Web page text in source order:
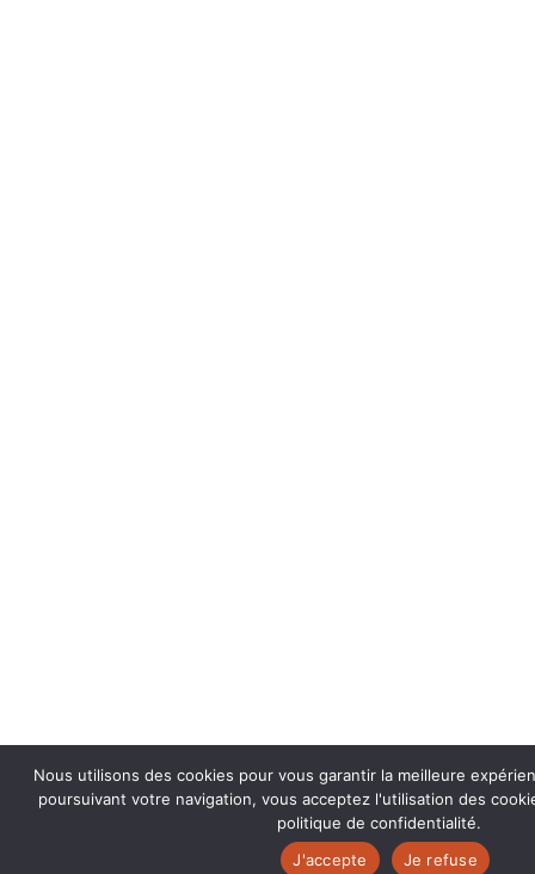
Nous utilisons des cookies pour vous garantir la meilleure
poursuivant votre navigation, vous acceptez l'utilisation des
politique de confidentialité.
J'accepte
Je refuse